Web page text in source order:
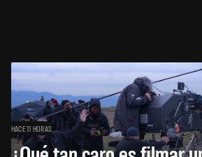
HACE 11 HORAS